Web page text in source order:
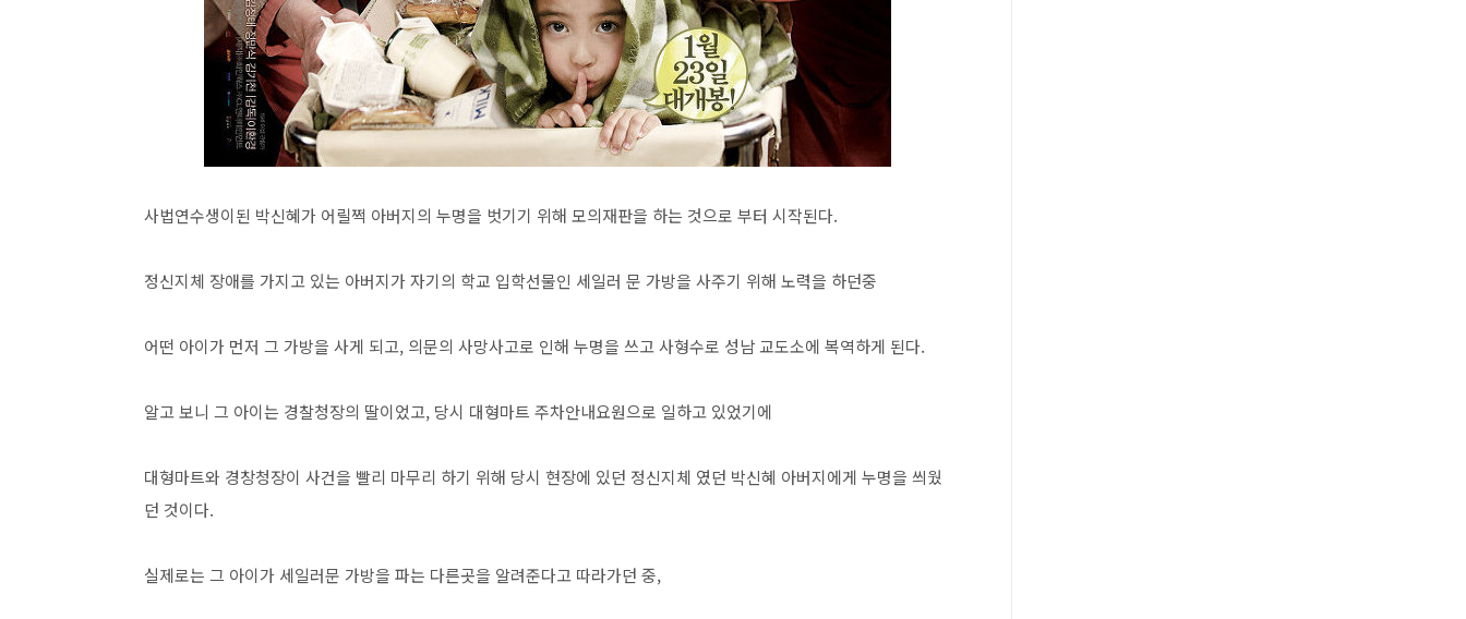
사법연수생이된 박신혜가 어릴쩍 아버지의 누명을 벗기기 위해 모의재판을 하는 것으로 부터 시작된다.
정신지체 장애를 가지고 있는 아버지가 자기의 학교 입학선물인 세일러 문 가방을 사주기 위해 노력을 하던중
어떤 아이가 먼저 그 가방을 사게 되고, 의문의 사망사고로 인해 누명을 쓰고 사형수로 성남 교도소에 복역하게 된다.
알고 보니 그 아이는 경찰청장의 딸이었고, 당시 대형마트 주차안내요원으로 일하고 있었기에
대형마트와 경창청장이 사건을 빨리 마무리 하기 위해 당시 현장에 있던 정신지체 였던 박신혜 아버지에게 누명을 씌웠
던 것이다.
실제로는 그 아이가 세일러문 가방을 파는 다른곳을 알려준다고 따라가던 중,